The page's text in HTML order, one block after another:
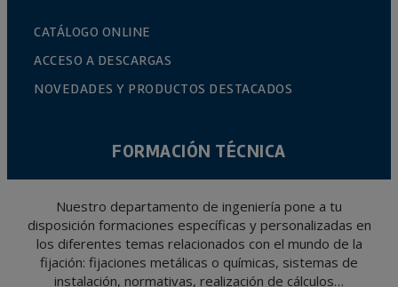
CATÁLOGO ONLINE
ACCESO A DESCARGAS
NOVEDADES Y PRODUCTOS DESTACADOS
FORMACIÓN TÉCNICA
Nuestro departamento de ingeniería pone a tu
disposición formaciones específicas y personalizadas en
los diferentes temas relacionados con el mundo de la
fijación: fijaciones metálicas o químicas, sistemas de
instalación, normativas, realización de cálculos…